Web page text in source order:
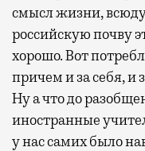
смысл жизни,
российскую почву
хорошо. Вот
причем и за себя, и
Ну а что до
иностранные
у нас самих было